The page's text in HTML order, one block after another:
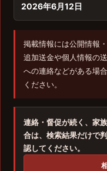
2026年6月12日
掲載情報には公開情報
追加送金や個人情報の
への連絡などがある場
ください。
連絡・督促が続く、家
合は、検索結果だけで
認してください。